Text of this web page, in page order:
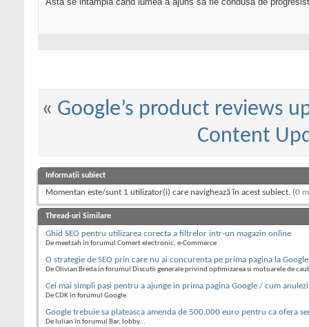
« Google’s product reviews
Content
Informații subiect
Momentan este/sunt 1 utilizator(i) care navighează în acest subiect. (0
Thread-uri Similare
Ghid SEO pentru utilizarea corecta a filtrelor intr-un magazin online
De meetzah în forumul Comert electronic, e-Commerce
O strategie de SEO prin care nu ai concurenta pe prima pagina la Google
De Olivian Breda în forumul Discutii generale privind optimizarea si motoarele de
Cei mai simpli pași pentru a ajunge in prima pagina Google / cum
De CDK în forumul Google
Google trebuie sa plateasca amenda de 500.000 euro pentru ca ofera
De Iulian în forumul Bar, lobby...